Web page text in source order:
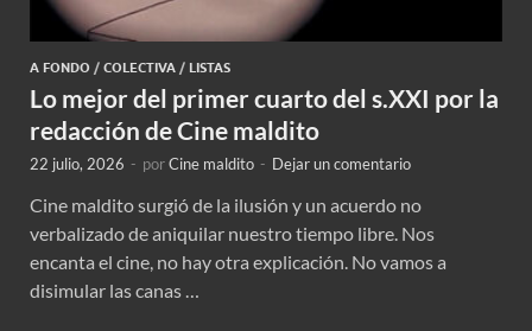
A FONDO / COLECTIVA / LISTAS
Lo mejor del primer cuarto del s.XXI por la
redacción de Cine maldito
22 julio, 2026 - porCine maldito - Dejar un comentario
Cine maldito surgió de la ilusión y un acuerdo no
verbalizado de aniquilar nuestro tiempo libre. Nos
encanta el cine, no hay otra explicación. No vamos a
disimular las canas …